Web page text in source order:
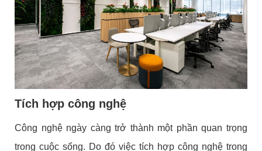
Tích hợp công nghệ
Công nghệ ngày càng trở thành một phần quan trọng
trong cuộc sống. Do đó việc tích hợp công nghệ trong